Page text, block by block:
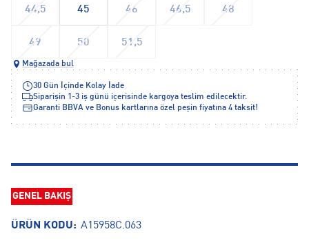
44,5 45 46 46,5 48
49 50 51,5
Mağazada bul
30 Gün İçinde Kolay İade
Siparişin 1-3 iş günü içerisinde kargoya teslim edilecektir.
Garanti BBVA ve Bonus kartlarına özel peşin fiyatına 4 taksit!
GENEL BAKIŞ
ÜRÜN KODU: A15958C.063